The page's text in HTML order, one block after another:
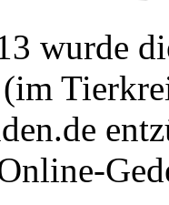
wurde